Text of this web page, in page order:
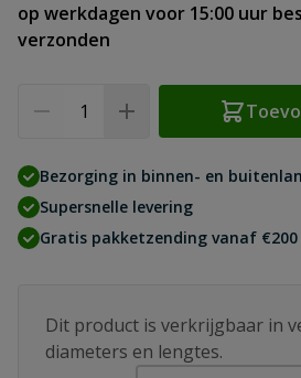
op werkdagen voor 15:00 uur
verzonden
Bezorging in binnen- en
Supersnelle levering
Gratis pakketzending vanaf €200
Dit product is verkrijgbaar in
diameters en lengtes.